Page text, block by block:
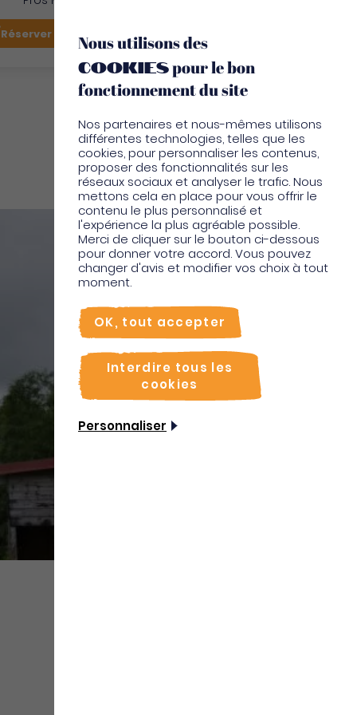
Réserver mon vol Je suis sur place
Nous utilisons des
cookiespour le bon
fonctionnement du site
Nos partenaires et nous-mêmes utilisons
différentes technologies, telles que les
cookies, pour personnaliser les contenus,
proposer des fonctionnalités sur les
réseaux sociaux et analyser le trafic. Nous
mettons cela en place pour vous offrir le
contenu le plus personnalisé et
l'expérience la plus agréable possible.
Merci de cliquer sur le bouton ci-dessous
pour donner votre accord. Vous pouvez
changer d'avis et modifier vos choix à tout
moment.
OK, tout accepter
Interdire tous les
cookies
Personnaliser